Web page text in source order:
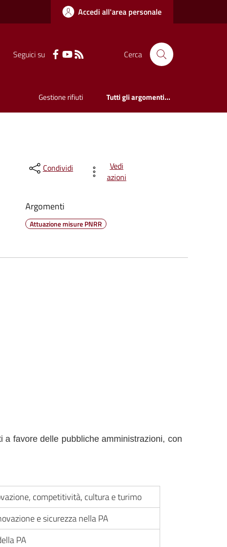
Accedi all'area personale
Seguici su Cerca
Gestione rifiuti Tutti gli argomenti...
Condividi
Vedi
azioni
Argomenti
Attuazione misure PNRR
favore delle pubbliche amministrazioni, con
competitività, cultura e turimo
e sicurezza nella PA
PA